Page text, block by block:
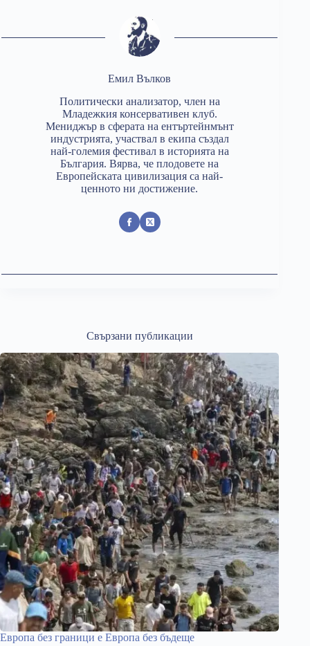
Емил Вълков
Политически анализатор, член на
Младежкия консервативен клуб.
Мениджър в сферата на ентъртейнмънт
индустрията, участвал в екипа създал
най-големия фестивал в историята на
България. Вярва, че плодовете на
Европейската цивилизация са най-
ценното ни достижение.
Свързани публикации
Европа без граници е Европа без бъдеще